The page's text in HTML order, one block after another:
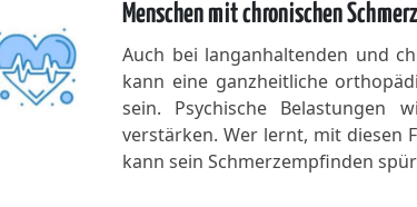
Menschen mit chronischen
Auch bei langanhaltenden und
kann eine ganzheitliche
sein. Psychische Belastungen
verstärken. Wer lernt, mit diesen
kann sein Schmerzempfinden